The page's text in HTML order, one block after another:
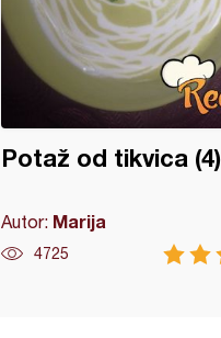
Potaž od tikvica (4)
Autor: Marija
4725